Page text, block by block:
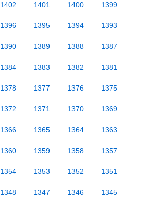
1402 1401 1400 1399
1396 1395 1394 1393
1390 1389 1388 1387
1384 1383 1382 1381
1378 1377 1376 1375
1372 1371 1370 1369
1366 1365 1364 1363
1360 1359 1358 1357
1354 1353 1352 1351
1348 1347 1346 1345